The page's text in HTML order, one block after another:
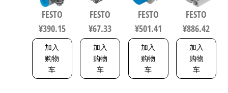
FESTO
¥390.15
加入
购物
车
FESTO
¥67.33
加入
购物
车
60947-5-2
150443
FESTO
¥501.41
加入
购物
车
50mm
VDMA 24562
188252
FESTO
¥886.42
加入
购物
车